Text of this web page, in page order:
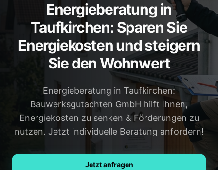
REGIONEN
München
Geretsried
Wolfratshausen
Bad Tölz
Holzkirchen
Weilheim
Penzberg
Alle Regionen →
Ratgeber / Blog
Energieberatung in
Taufkirchen: Sparen Sie
Energiekosten und steigern
Sie den Wohnwert
Energieberatung in Taufkirchen:
Bauwerksgutachten GmbH hilft Ihnen,
Energiekosten zu senken & Förderungen zu
nutzen. Jetzt individuelle Beratung anfordern!
Jetzt anfragen